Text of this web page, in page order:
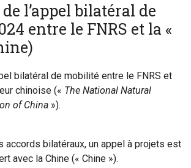
l’appel bilatéral de
entre le FNRS et la «
bilatéral de mobilité entre le FNRS et
chinoise (« The National Natural
of China »).
accords bilatéraux, un appel à projets est
avec la Chine (« Chine »).